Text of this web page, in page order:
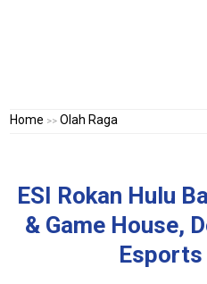
Home >>Olah Raga
ESI Rokan Hulu
& Game House,
Esports